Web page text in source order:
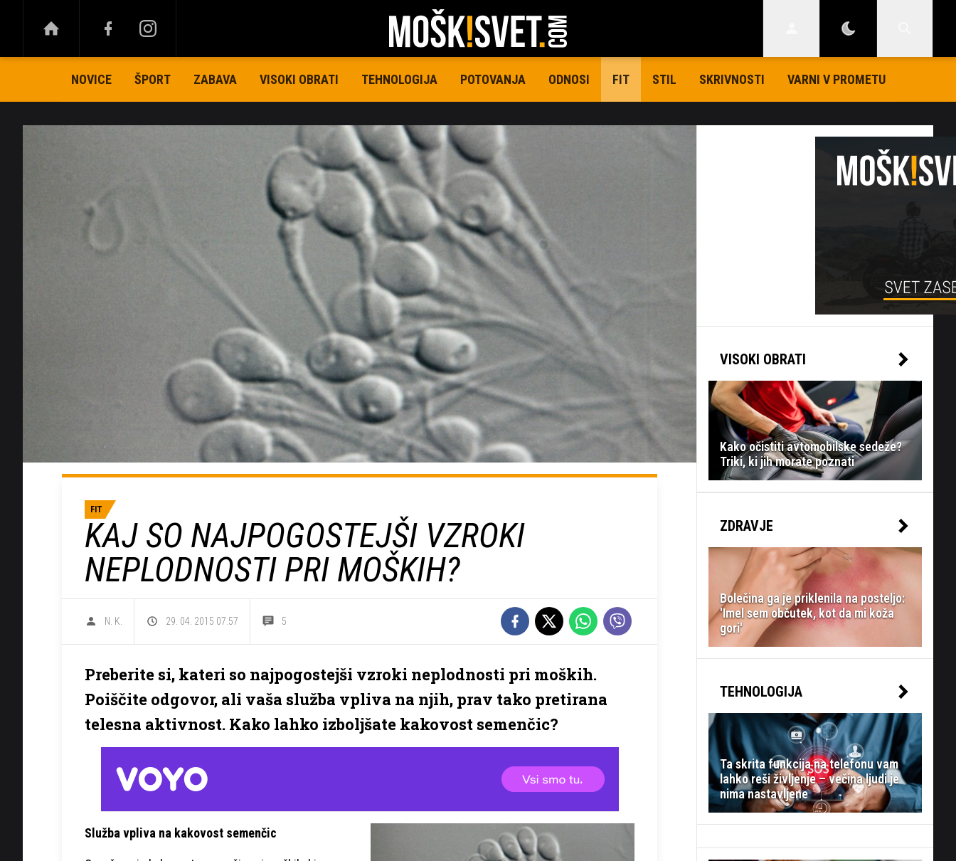
NOVICE ŠPORT ZABAVA VISOKI OBRATI TEHNOLOGIJA POTOVANJA ODNOSI FIT STIL SKRIVNOSTI VARNI V PROMETU
FIT
KAJ SO NAJPOGOSTEJŠI VZROKI
NEPLODNOSTI PRI MOŠKIH?
N. K. 29. 04. 2015 07.57 5
Preberite si, kateri so najpogostejši vzroki neplodnosti pri moških.
Poiščite odgovor, ali vaša služba vpliva na njih, prav tako pretirana
telesna aktivnost. Kako lahko izboljšate kakovost semenčic?
Služba vpliva na kakovost semenčic
VISOKI OBRATI
Kako očistiti avtomobilske sedeže?
Triki, ki jih morate poznati
ZDRAVJE
Bolečina ga je priklenila na posteljo:
'Imel sem občutek, kot da mi koža
gori'
TEHNOLOGIJA
Ta skrita funkcija na telefonu vam
lahko reši življenje – večina ljudi je
nima nastavljene